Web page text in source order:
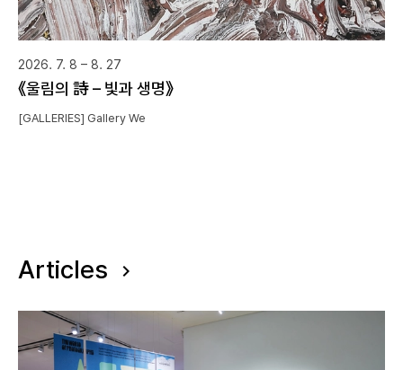
2026. 7. 8 – 8. 27
《울림의 詩 – 빛과 생명》
[GALLERIES] Gallery We
Articles